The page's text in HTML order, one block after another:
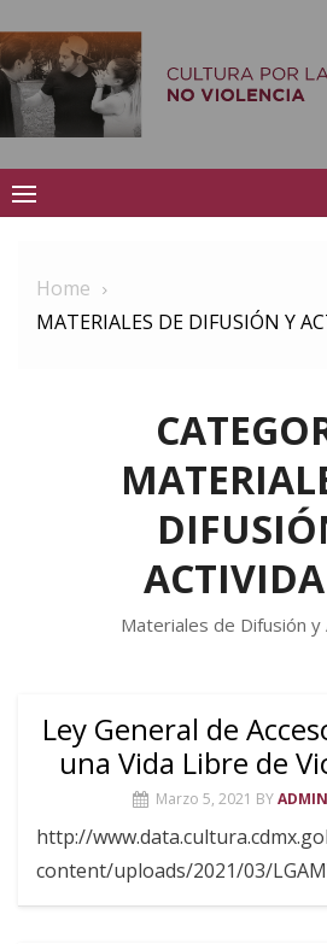
to
content
Home
MATERIALES DE DIFUSIÓN Y
Materiales de Difusión y
Ley General de
una Vida Libre de
Marzo 5, 2021 BY
http://
content/uploads/2021/03/